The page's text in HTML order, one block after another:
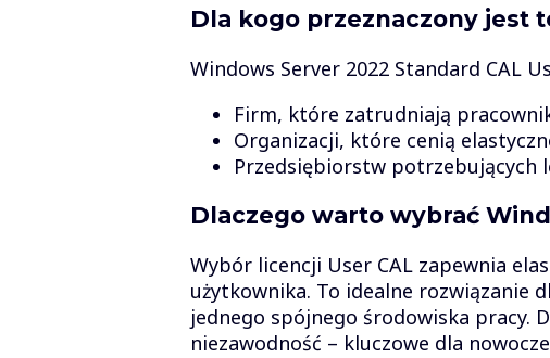
Dla kogo przeznaczony jest
Windows Server 2022 Standard CAL
Firm, które zatrudniają
Organizacji, które cenią
Przedsiębiorstw potrzebujących
Dlaczego warto wybrać
Wybór licencji User CAL zapewnia
użytkownika. To idealne rozwiązanie
jednego spójnego środowiska pracy.
niezawodność – kluczowe dla